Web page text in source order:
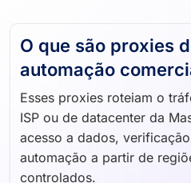
O que são proxies
automação
Esses proxies roteiam o
ISP ou de datacenter da
acesso a dados,
automação a partir de
controlados.